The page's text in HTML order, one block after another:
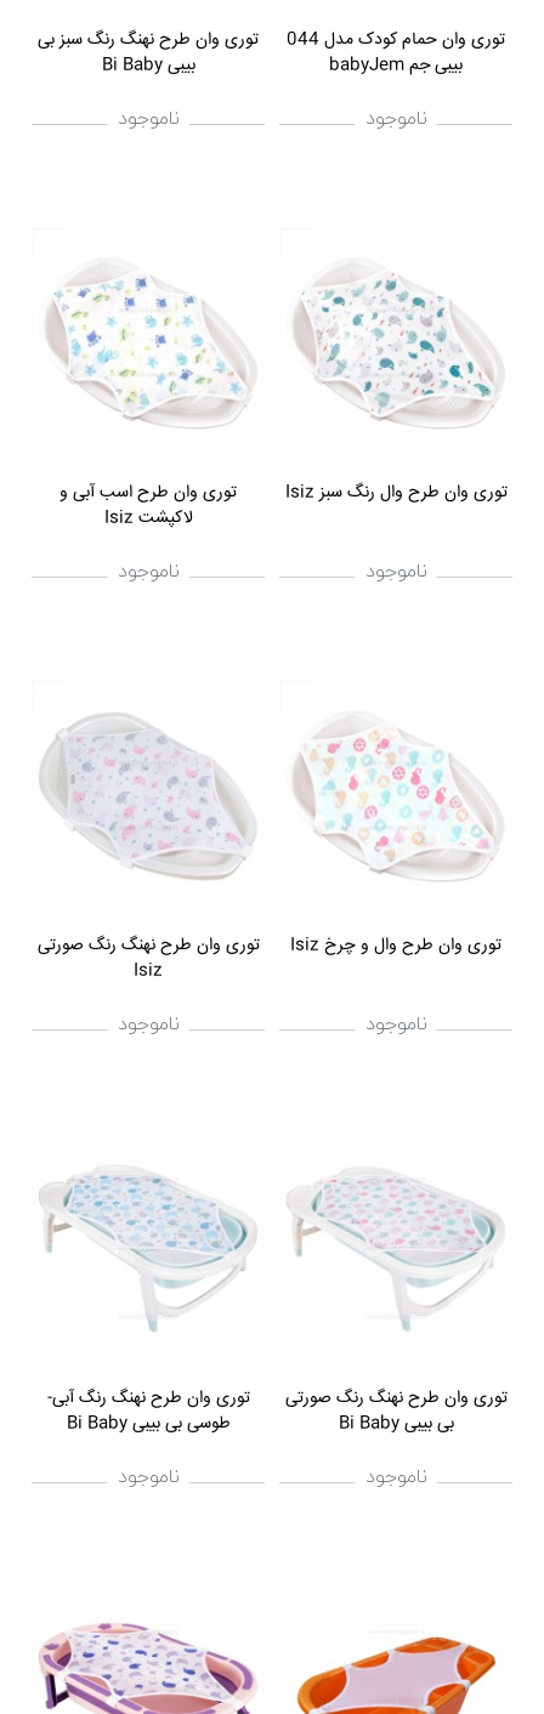
توری وان حمام کودک مدل 044
بیبی جم babyJem
ناموجود
توری وان طرح نهنگ رنگ سبز بی
بیبی Bi Baby
ناموجود
توری وان طرح وال رنگ سبز Isiz
ناموجود
توری وان طرح اسب آبی و
لاکپشت Isiz
ناموجود
توری وان طرح وال و چرخ Isiz
ناموجود
توری وان طرح نهنگ رنگ صورتی
Isiz
ناموجود
توری وان طرح نهنگ رنگ صورتی
بی بیبی Bi Baby
ناموجود
توری وان طرح نهنگ رنگ آبی-
طوسی بی بیبی Bi Baby
ناموجود